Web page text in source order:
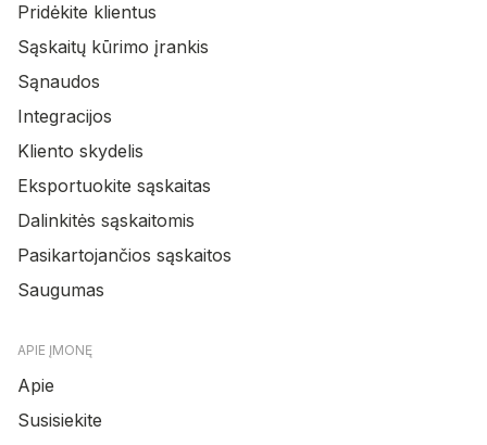
Pridėkite klientus
Sąskaitų kūrimo įrankis
Sąnaudos
Integracijos
Kliento skydelis
Eksportuokite sąskaitas
Dalinkitės sąskaitomis
Pasikartojančios sąskaitos
Saugumas
APIE ĮMONĘ
Apie
Susisiekite